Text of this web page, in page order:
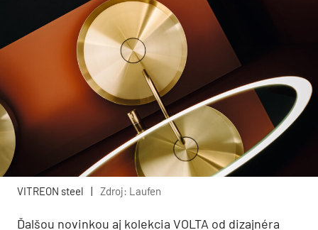
VITREON steel Zdroj: Laufen
Ďalšou novinkou aj kolekcia VOLTA od dizajnéra